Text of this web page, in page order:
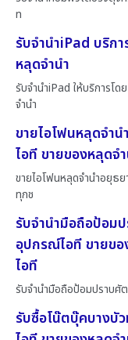
ท
รับจำนำiPad บริก
หลุดจำนำ
รับจำนำiPad ให้บริการโ
จำนำ
ขายไอโฟนหลุดจำ
ไอที ขายของหลุดจ
ขายไอโฟนหลุดจำนำอยุธ
ทุกช
รับจำนำมือถือป้อม
อุปกรณ์ไอที ขายข
ไอที
รับจำนำมือถือป้อมปราบศั
รับซื้อโน๊ตบุ๊คบางบั